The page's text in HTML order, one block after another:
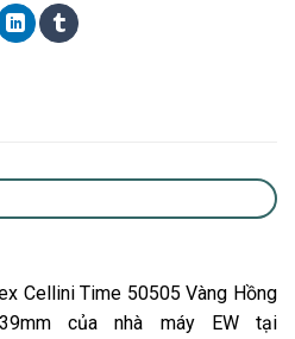
Cellini Time 50505 Vàng Hồng
của nhà máy EW tại